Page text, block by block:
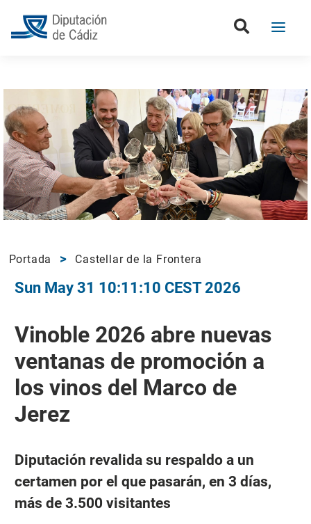
Portada Castellar de la Frontera
Sun May 31 10:11:10 CEST 2026
Vinoble 2026 abre nuevas
ventanas de promoción a
los vinos del Marco de
Jerez
Diputación revalida su respaldo a un
certamen por el que pasarán, en 3 días,
más de 3.500 visitantes